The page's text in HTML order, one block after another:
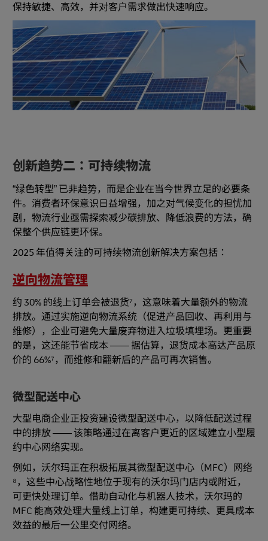
保持敏捷、高效，并对客户需求做出快速响应。
创新趋势二：可持续物流
“绿色转型” 已非趋势，而是企业在当今世界立足的必要条
件。消费者环保意识日益增强，加之对气候变化的担忧加
剧，物流行业亟需探索减少碳排放、降低浪费的方法，确
保整个供应链更环保。
2025 年值得关注的可持续物流创新解决方案包括：
逆向物流管理
约 30% 的线上订单会被退货⁷，这意味着大量额外的物流
排放。通过实施逆向物流系统（促进产品回收、再利用与
维修），企业可避免大量废弃物进入垃圾填埋场。更重要
的是，这还能节省成本 —— 据估算，退货成本高达产品原
价的 66%⁷，而维修和翻新后的产品可再次销售。
微型配送中心
大型电商企业正投资建设微型配送中心，以降低配送过程
中的排放 —— 该策略通过在离客户更近的区域建立小型履
约中心网络实现。
例如，沃尔玛正在积极拓展其微型配送中心（MFC）网络
⁸，这些中心战略性地位于现有的沃尔玛门店内或附近，
可更快处理订单。借助自动化与机器人技术，沃尔玛的
MFC 能高效处理大量线上订单，构建更可持续、更具成本
效益的最后一公里交付网络。